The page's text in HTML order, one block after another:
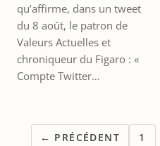
qu’affirme, dans un tweet
du 8 août, le patron de
Valeurs Actuelles et
chroniqueur du Figaro : «
Compte Twitter…
← PRÉCÉDENT 1